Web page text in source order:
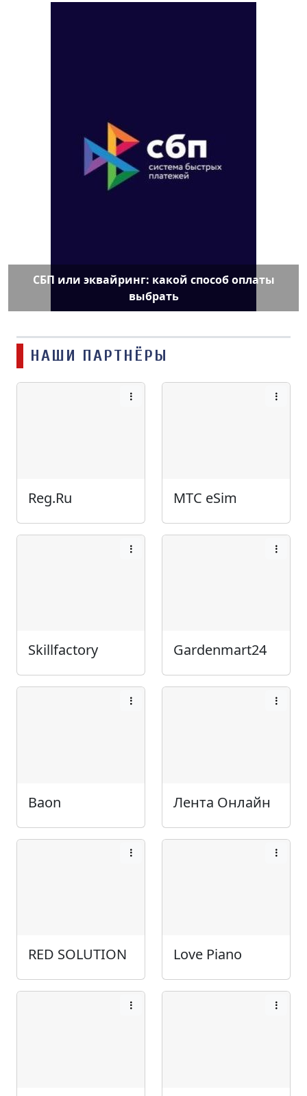
СБП или эквайринг: какой способ оплаты
выбрать
НАШИ ПАРТНЁРЫ
Reg.Ru МТС eSim
Skillfactory Gardenmart24
Baon Лента Онлайн
RED SOLUTION Love Piano